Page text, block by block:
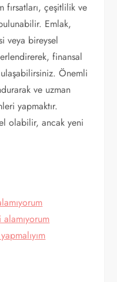
fırsatları, çeşitlilik ve
Emlak,
veya bireysel
finansal
Önemli
ve uzman
yapmaktır.
olabilir, ancak yeni